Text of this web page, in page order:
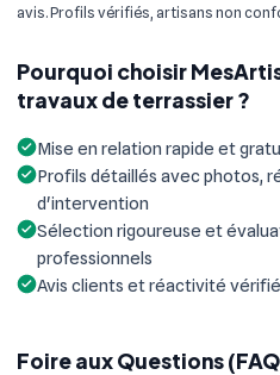
avis. Profils vérifiés, artisans non
Pourquoi choisir
travaux de terrassier ?
Mise en relation rapide et
Profils détaillés avec photos,
d'intervention
Sélection rigoureuse et
professionnels
Avis clients et réactivité
Foire aux Questions